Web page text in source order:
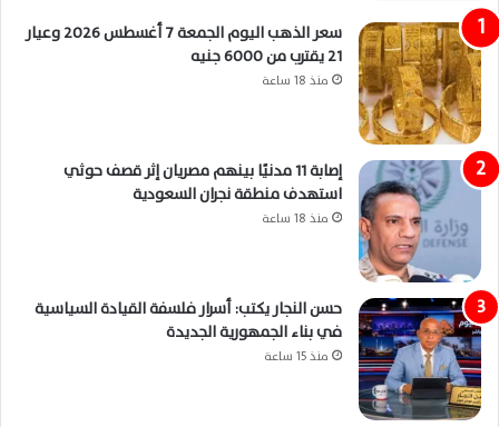
سعر الذهب اليوم الجمعة 7 أغسطس 2026 وعيار
21 يقترب من 6000 جنيه
منذ 18 ساعة
إصابة 11 مدنيًا بينهم مصريان إثر قصف حوثي
استهدف منطقة نجران السعودية
منذ 18 ساعة
حسن النجار يكتب: أسرار فلسفة القيادة السياسية
في بناء الجمهورية الجديدة
منذ 15 ساعة